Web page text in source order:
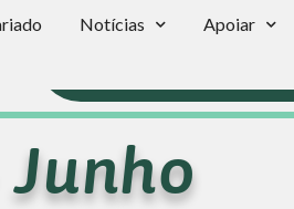
Notícias Apoiar